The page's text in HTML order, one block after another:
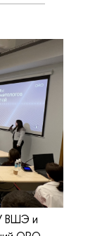
ВШЭ и